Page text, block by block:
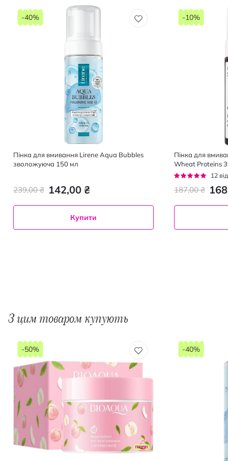
Пінка для вмивання Lirene Aqua Bubbles
зволожуюча 150 мл
142,00 ₴
239,00 ₴
-40%
Купити
Пінка для
Wheat Proteins
3%, 150 мл
Рейтинг:
12
187,00 ₴
-10%
З цим товаром купують
-50% -40%